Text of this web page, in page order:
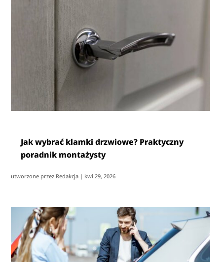
Jak wybrać klamki drzwiowe? Praktyczny
poradnik montażysty
utworzone przez Redakcja | kwi 29, 2026